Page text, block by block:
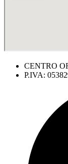
CENTRO
P.IVA: